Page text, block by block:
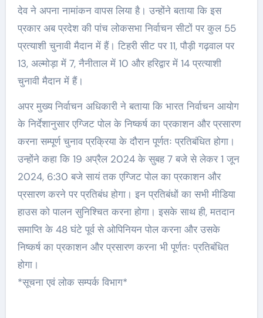
देव ने अपना नामांकन वापस लिया है। उन्होंने बताया कि इस
प्रकार अब प्रदेश की पांच लोकसभा निर्वाचन सीटों पर कुल 55
प्रत्याशी चुनावी मैदान में हैं। टिहरी सीट पर 11, पौड़ी गढ़वाल पर
13, अल्मोड़ा में 7, नैनीताल में 10 और हरिद्वार में 14 प्रत्याशी
चुनावी मैदान में हैं।
अपर मुख्य निर्वाचन अधिकारी ने बताया कि भारत निर्वाचन आयोग
के निर्देशानुसार एग्जिट पोल के निष्कर्ष का प्रकाशन और प्रसारण
करना सम्पूर्ण चुनाव प्रक्रिया के दौरान पूर्णतः प्रतिबंधित होगा।
उन्होंने कहा कि 19 अप्रैल 2024 के सुबह 7 बजे से लेकर 1 जून
2024, 6:30 बजे सायं तक एग्जिट पोल का प्रकाशन और
प्रसारण करने पर प्रतिबंध होगा। इन प्रतिबंधों का सभी मीडिया
हाउस को पालन सुनिश्चित करना होगा। इसके साथ ही, मतदान
समाप्ति के 48 घंटे पूर्व से ओपिनियन पोल करना और उसके
निष्कर्ष का प्रकाशन और प्रसारण करना भी पूर्णतः प्रतिबंधित
होगा।
*सूचना एवं लोक सम्पर्क विभाग*